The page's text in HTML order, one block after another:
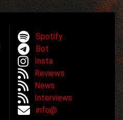
Spotify
Bot
Insta
Reviews
News
Interviews
info@